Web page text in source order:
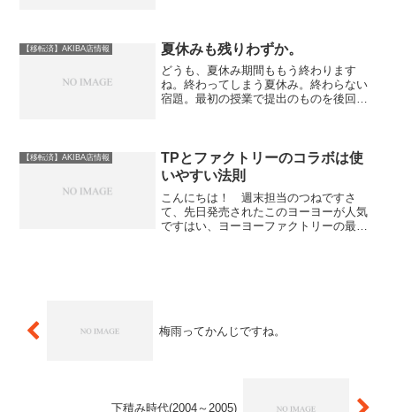
事で！ヨーヨーファクトリ...
【移転済】AKIBA店情報 夏休みも残りわずか。
どうも、夏休み期間ももう終わります
ね。終わってしまう夏休み。終わらない
宿題。最初の授業で提出のものを後回し
に怒られますが）そんな思い...
【移転済】AKIBA店情報
TPとファクトリーのコラボは使
いやすい法則
こんにちは！ 週末担当のつねですさ
て、先日発売されたこのヨーヨーが人気
ですはい、ヨーヨーファクトリーの最新
梅雨ってかんじですね。
下積み時代(2004～2005)